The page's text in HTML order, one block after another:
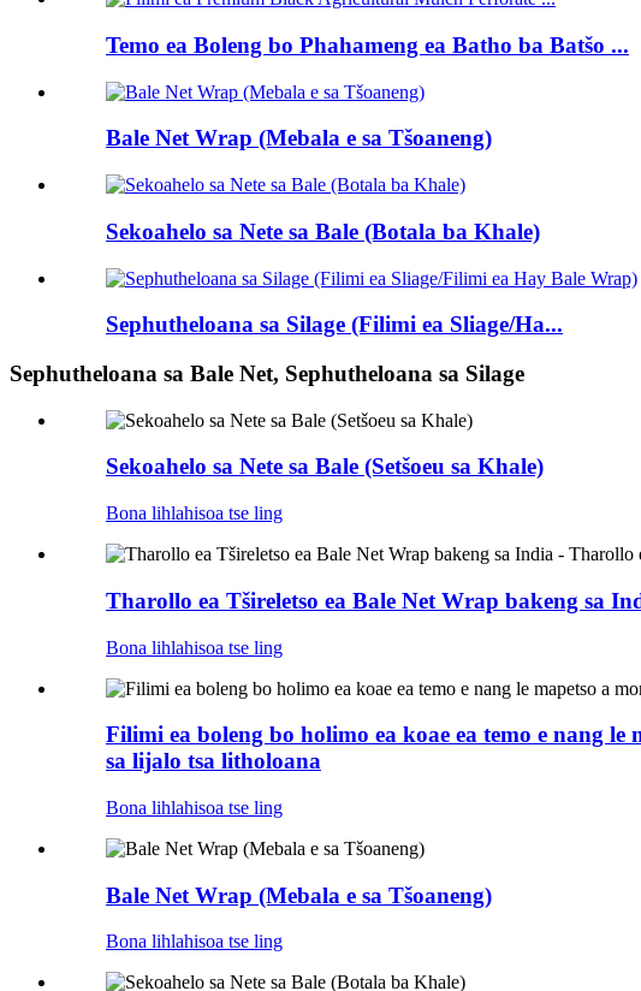
Temo ea Boleng bo Phahameng ea Batho ba Batšo ...
Bale Net Wrap (Mebala e sa Tšoaneng)
Sekoahelo sa Nete sa Bale (Botala ba Khale)
Sephutheloana sa Silage (Filimi ea Sliage/Ha...
Sephutheloana sa Bale Net, Sephutheloana sa Silage
Sekoahelo sa Nete sa Bale (Setšoeu sa Khale)
Bona lihlahisoa tse ling
Tharollo ea Tšireletso ea Bale Net Wrap bakeng sa
Bona lihlahisoa tse ling
Filimi ea boleng bo holimo ea koae ea temo e nang
sa lijalo tsa litholoana
Bona lihlahisoa tse ling
Bale Net Wrap (Mebala e sa Tšoaneng)
Bona lihlahisoa tse ling